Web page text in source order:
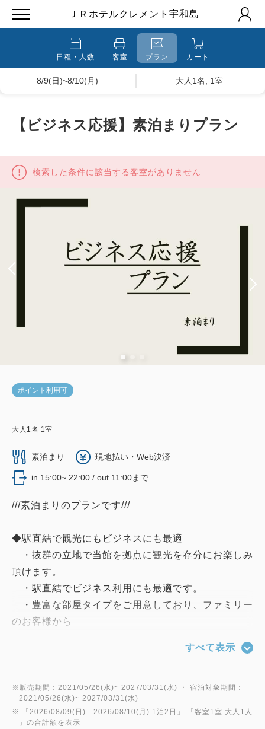
ＪＲホテルクレメント宇和島
日程・人数 客室 プラン カート
8/9(日)~8/10(月) 大人1名, 1室
【ビジネス応援】素泊まりプラン
検索した条件に該当する客室がありません
ポイント利用可
大人 1 名 1 室
素泊まり 現地払い・Web決済
in 15:00~ 22:00 / out 11:00まで
///素泊まりのプランです///
◆駅直結で観光にもビジネスにも最適
・抜群の立地で当館を拠点に観光を存分にお楽しみ
頂けます。
・駅直結でビジネス利用にも最適です。
・豊富な部屋タイプをご用意しており、ファミリー
のお客様から
２４時間７００円
◆お部屋タイプ
すべて表示
※販売期間：2021/05/26(水)~ 2027/03/31(水) ・ 宿泊対象期間：
2021/05/26(水)~ 2027/03/31(水)
※ 「 2026/08/09(日) - 2026/08/10(月) 1泊2日 」 「客室1室 大人1人
」の合計額を表示